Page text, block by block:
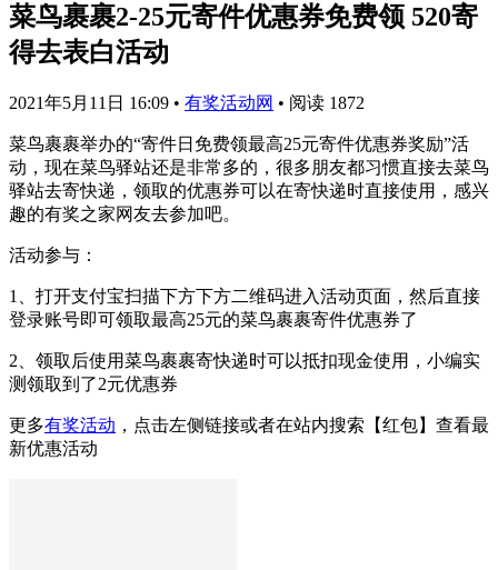
菜鸟裹裹2-25元寄件优惠券免费领 520寄
得去表白活动
2021年5月11日 16:09 • 有奖活动网 • 阅读 1872
菜鸟裹裹举办的“寄件日免费领最高25元寄件优惠券奖励”活
动，现在菜鸟驿站还是非常多的，很多朋友都习惯直接去菜鸟
驿站去寄快递，领取的优惠券可以在寄快递时直接使用，感兴
趣的有奖之家网友去参加吧。
活动参与：
1、打开支付宝扫描下方下方二维码进入活动页面，然后直接
登录账号即可领取最高25元的菜鸟裹裹寄件优惠券了
2、领取后使用菜鸟裹裹寄快递时可以抵扣现金使用，小编实
测领取到了2元优惠券
更多有奖活动 ，点击左侧链接或者在站内搜索【红包】查看最
新优惠活动